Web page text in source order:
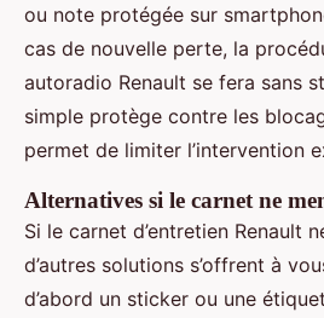
ou note protégée sur
cas de nouvelle perte, la
autoradio Renault se fera sans
simple protège contre les
permet de limiter l’intervention
Alternatives si le carnet ne
Si le carnet d’entretien Renault
d’autres solutions s’offrent à
d’abord un sticker ou une